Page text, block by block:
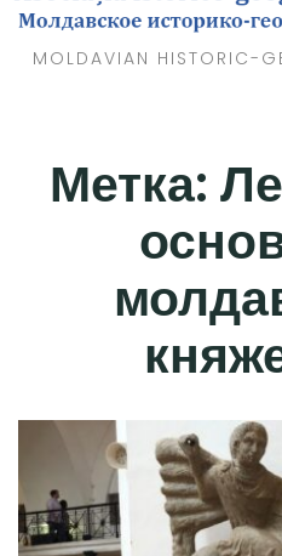
MOLDAVIAN HISTORIC-
Метка:
ВИДЕО